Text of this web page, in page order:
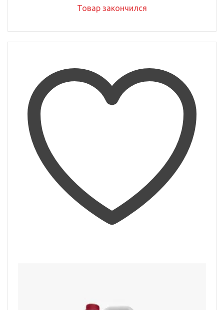
Товар закончился